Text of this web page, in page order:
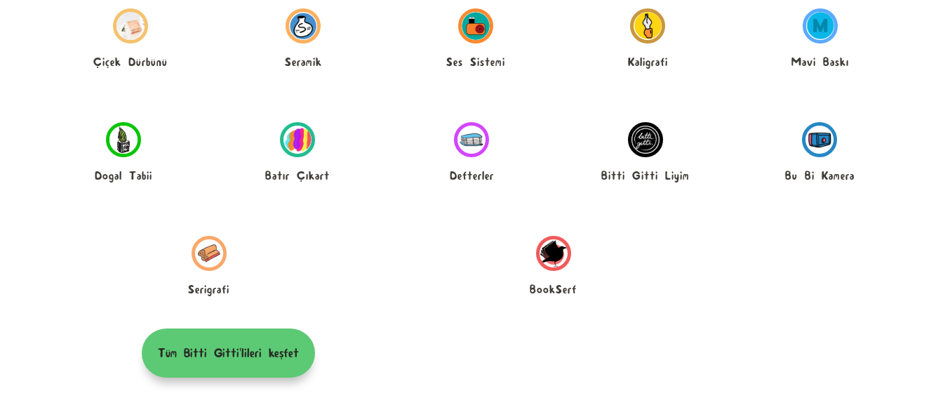
Çiçek Dürbünü Seramik Ses Sistemi Kaligrafi Mavi Baskı
Dogal Tabii Batır Çıkart Defterler Bitti Gitti Liyim Bu Bi Kamera
Serigrafi BookSerf
Tüm Bitti Gitti'lileri keşfet